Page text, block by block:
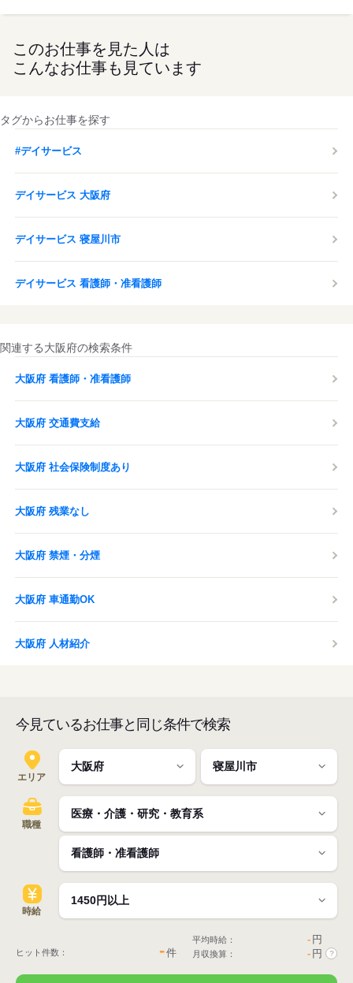
このお仕事を見た人は
こんなお仕事も見ています
タグからお仕事を探す
#デイサービス
デイサービス 大阪府
デイサービス 寝屋川市
デイサービス 看護師・准看護師
関連する大阪府の検索条件
大阪府 看護師・准看護師
大阪府 交通費支給
大阪府 社会保険制度あり
大阪府 残業なし
大阪府 禁煙・分煙
大阪府 車通勤OK
大阪府 人材紹介
今見ているお仕事と同じ条件で検索
エリア
職種
時給
ヒット件数： -件
平均時給： - 円
月収換算： - 円 ?